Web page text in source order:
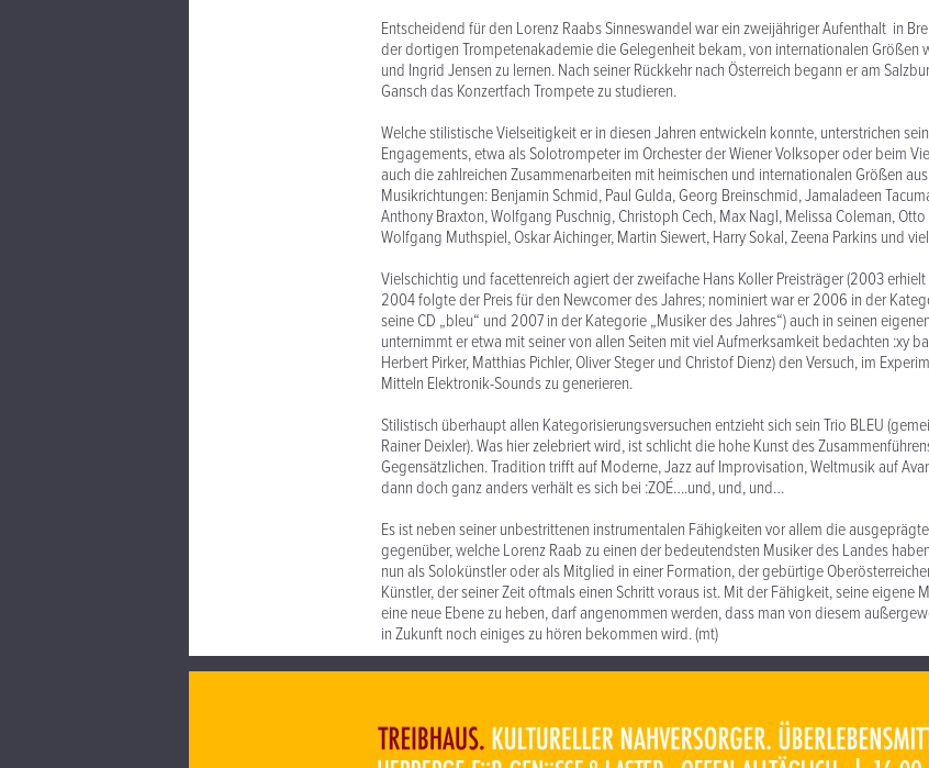
Entscheidend für den Lorenz Raabs Sinneswandel war ein zweijähriger Aufenthalt in
der dortigen Trompetenakademie die Gelegenheit bekam, von internationalen Größen
und Ingrid Jensen zu lernen. Nach seiner Rückkehr nach Österreich begann er am
Gansch das Konzertfach Trompete zu studieren.
Welche stilistische Vielseitigkeit er in diesen Jahren entwickeln konnte, unterstrichen
Engagements, etwa als Solotrompeter im Orchester der Wiener Volksoper oder beim
auch die zahlreichen Zusammenarbeiten mit heimischen und internationalen Größen
Musikrichtungen: Benjamin Schmid, Paul Gulda, Georg Breinschmid, Jamaladeen
Anthony Braxton, Wolfgang Puschnig, Christoph Cech, Max Nagl, Melissa Coleman,
Wolfgang Muthspiel, Oskar Aichinger, Martin Siewert, Harry Sokal, Zeena Parkins und
Vielschichtig und facettenreich agiert der zweifache Hans Koller Preisträger (2003
2004 folgte der Preis für den Newcomer des Jahres; nominiert war er 2006 in der
seine CD „bleu“ und 2007 in der Kategorie „Musiker des Jahres“) auch in seinen
unternimmt er etwa mit seiner von allen Seiten mit viel Aufmerksamkeit bedachten :xy
Herbert Pirker, Matthias Pichler, Oliver Steger und Christof Dienz) den Versuch, im
Mitteln Elektronik-Sounds zu generieren.
Stilistisch überhaupt allen Kategorisierungsversuchen entzieht sich sein Trio BLEU
Rainer Deixler). Was hier zelebriert wird, ist schlicht die hohe Kunst des
Gegensätzlichen. Tradition trifft auf Moderne, Jazz auf Improvisation, Weltmusik auf
dann doch ganz anders verhält es sich bei :ZOÉ….und, und, und…
Es ist neben seiner unbestrittenen instrumentalen Fähigkeiten vor allem die
gegenüber, welche Lorenz Raab zu einen der bedeutendsten Musiker des Landes
nun als Solokünstler oder als Mitglied in einer Formation, der gebürtige
Künstler, der seiner Zeit oftmals einen Schritt voraus ist. Mit der Fähigkeit, seine eigene
eine neue Ebene zu heben, darf angenommen werden, dass man von diesem
in Zukunft noch einiges zu hören bekommen wird. (mt)